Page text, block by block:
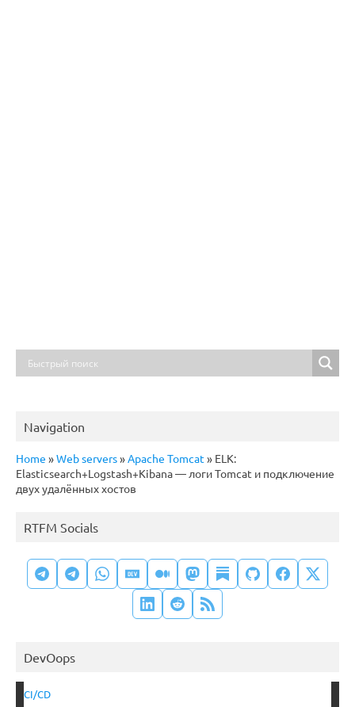
Navigation
Home »Web servers»Apache Tomcat » ELK:
Elasticsearch+Logstash+Kibana — логи Tomcat и подключение
двух удалённых хостов
RTFM Socials
DevOops
CI/CD